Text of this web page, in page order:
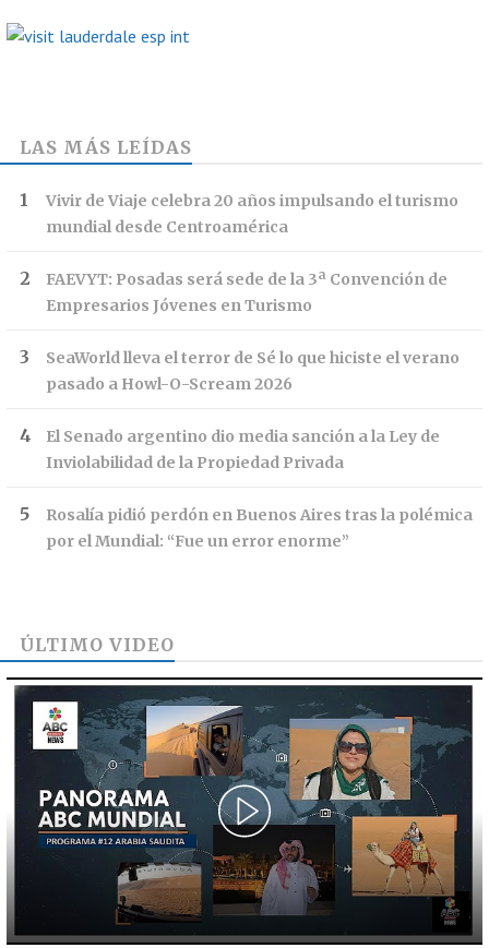
LAS MÁS LEÍDAS
Vivir de Viaje celebra 20 años impulsando el turismo
mundial desde Centroamérica
FAEVYT: Posadas será sede de la 3ª Convención de
Empresarios Jóvenes en Turismo
SeaWorld lleva el terror de Sé lo que hiciste el verano
pasado a Howl-O-Scream 2026
El Senado argentino dio media sanción a la Ley de
Inviolabilidad de la Propiedad Privada
Rosalía pidió perdón en Buenos Aires tras la polémica
por el Mundial: “Fue un error enorme”
ÚLTIMO VIDEO